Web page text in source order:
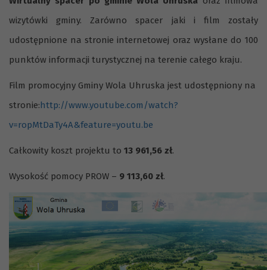
wizytówki gminy. Zarówno spacer jaki i film zostały
udostępnione na stronie internetowej oraz wysłane do 100
punktów informacji turystycznej na terenie całego kraju.
Film promocyjny Gminy Wola Uhruska jest udostępniony na
stronie:http://www.youtube.com/watch?
v=ropMtDaTy4A&feature=youtu.be
Całkowity koszt projektu to 13 961,56 zł.
Wysokość pomocy PROW – 9 113,60 zł.